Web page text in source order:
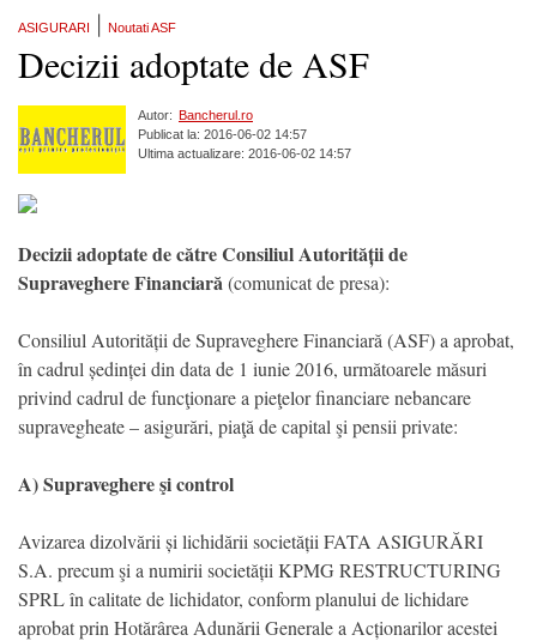
ASIGURARI Noutati ASF
Decizii adoptate de ASF
Autor: Bancherul.ro
Publicat la: 2016-06-02 14:57
Ultima actualizare: 2016-06-02 14:57
Decizii adoptate de către Consiliul Autorității de
Supraveghere Financiară (comunicat de presa):
Consiliul Autorității de Supraveghere Financiară (ASF) a aprobat,
în cadrul ședinței din data de 1 iunie 2016, următoarele măsuri
privind cadrul de funcţionare a pieţelor financiare nebancare
supravegheate – asigurări, piaţă de capital şi pensii private:
A) Supraveghere şi control
Avizarea dizolvării și lichidării societății FATA ASIGURĂRI
S.A. precum şi a numirii societății KPMG RESTRUCTURING
SPRL în calitate de lichidator, conform planului de lichidare
aprobat prin Hotărârea Adunării Generale a Acționarilor acestei